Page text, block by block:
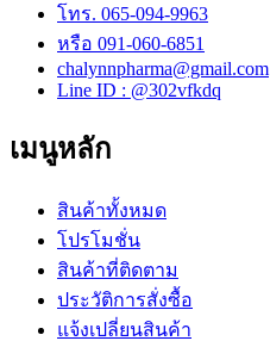
โทร. 065-094-9963
หรือ 091-060-6851
chalynnpharma@gmail.com
Line ID : @302vfkdq
เมนูหลัก
สินค้าทั้งหมด
โปรโมชั่น
สินค้าที่ติดตาม
ประวัติการสั่งซื้อ
แจ้งเปลี่ยนสินค้า